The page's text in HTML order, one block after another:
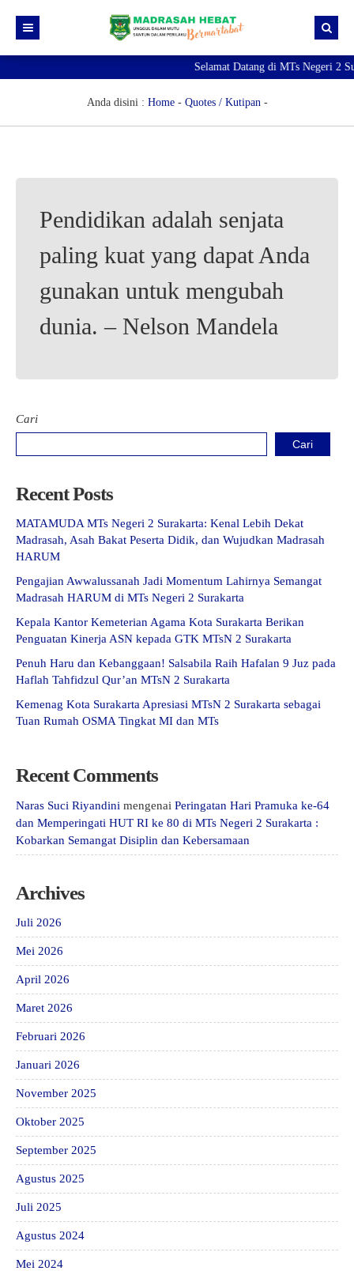
Profil Madrasah
Struktur Organisasi
Raport Digital Madrasah
Simpatika
Kesiswaan
Ekstrakurikuler
PMBM 2026/2027
Brosur PMBM
Selamat Datang di MTs Negeri 2
Anda disini : Home- Quotes / Kutipan-
Pendidikan adalah senjata
paling kuat yang dapat Anda
gunakan untuk mengubah
dunia. – Nelson Mandela
Cari
Cari
Recent Posts
MATAMUDA MTs Negeri 2 Surakarta: Kenal Lebih Dekat
Madrasah, Asah Bakat Peserta Didik, dan Wujudkan Madrasah
HARUM
Pengajian Awwalussanah Jadi Momentum Lahirnya Semangat
Madrasah HARUM di MTs Negeri 2 Surakarta
Kepala Kantor Kemeterian Agama Kota Surakarta Berikan
Penguatan Kinerja ASN kepada GTK MTsN 2 Surakarta
Penuh Haru dan Kebanggaan! Salsabila Raih Hafalan 9 Juz pada
Haflah Tahfidzul Qur’an MTsN 2 Surakarta
Kemenag Kota Surakarta Apresiasi MTsN 2 Surakarta sebagai
Tuan Rumah OSMA Tingkat MI dan MTs
Recent Comments
Naras Suci Riyandini mengenai Peringatan Hari Pramuka ke-64
dan Memperingati HUT RI ke 80 di MTs Negeri 2 Surakarta :
Kobarkan Semangat Disiplin dan Kebersamaan
Archives
Juli 2026
Mei 2026
April 2026
Maret 2026
Februari 2026
Januari 2026
November 2025
Oktober 2025
September 2025
Agustus 2025
Juli 2025
Agustus 2024
Mei 2024